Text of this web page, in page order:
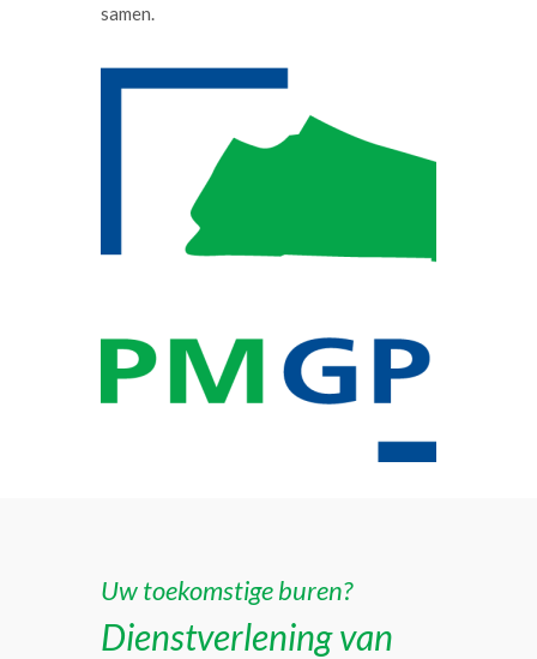
samen.
Uw toekomstige buren?
Dienstverlening van